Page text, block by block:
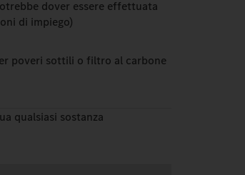
dover essere effettuata
di impiego)
poveri sottili o filtro al carbone
qualsiasi sostanza